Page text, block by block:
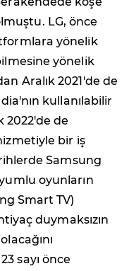
LG, önce
yönelik
yönelik
Aralık 2021'de de
kullanılabilir
2022'de de
bir iş
Samsung
oyunların
Smart TV)
duymaksızın
sayı önce